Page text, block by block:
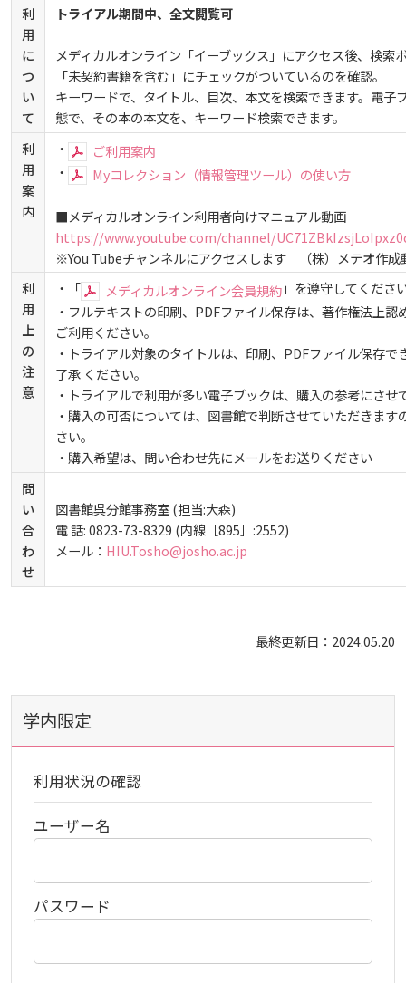
カリキュラム・ポリシー（2015年度以前入学生）
カリキュラム・ポリシー（大学院対象）
ディプロマ・ポリシー（2015年度以前入学生）
大学院ディプロマ・ポリシー（2024年度入学生）
大学院ディプロマ・ポリシー（2021～2023年度入学
大学院ディプロマ・ポリシー（2020年度以前入学生）
UI（ユニバーシティ・アイデンティティ）
大学歌
臨床教授制度について
自己点検・評価
大学機関別認証評価
薬学部薬学科の自己点検・評価について
理学療法士・作業療法士教員資格及び教育内容等の
大学院実践臨床心理学専攻 自己点検・評価報告書
大学院薬学研究科 自己点検・評価報告書
文部科学省への設置認可・届出書類・履行状況報告
高等教育の修学支援新制度
受講生授業アンケート結果
卒業生・進路先 調査結果
呉キャンパス
基盤教育センターでの教育活動・概要
講座のご案内
入学予定者へのお知らせ
合格者の方へのメッセージ
入学準備学習プログラム
情報端末の必携化について
感染予防にかかる抗体価検査について
ビジュランクラウド
専門職連携教育センター
広国IPEとは
広国IPE用語集
情報メディアラーニングセンター
ICTサポート
図書館概要
利用案内
利用案内（学外利用者）
電子ブック・電子ジャーナルなど
電子ブックをさがす
電子ジャーナルをさがす
学生図書委員の活動
よくある質問
情報センター
学内ネットワークの概要
東広島キャンパス
呉キャンパス
学内向け専用ページ
広国ポータルサイト
広国LMS
ラーニング・コモンズ
トレーニングルーム
連携・協定について
研究情報の公開について（オプトアウト）
広島国際大学Town＆Gownoffice東広島健幸ステー
ン
広国市民大学
広国市民大学とは
広国市民大学（市民カレッジ）学生募集
広国市民大学（地域交流カレッジ）学生募集
広国市民大学 過去の開講コース
しあわせ健康センター
大学見学・体験をご希望の方（一般の団体様）
地域連携に関するご意見募集
利
用
に
つ
い
て
トライアル期間中、全文閲覧可
メディカルオンライン「イーブックス」にアクセス後、検索
「未契約書籍を含む」にチェックがついているのを確認。
キーワードで、タイトル、目次、本文を検索できます。電子
態で、その本の本文を、キーワード検索できます。
利
用
案
内
・
ご利用案内
・
Myコレクション（情報管理ツール）の使い方
■メディカルオンライン利用者向けマニュアル動画
https://www.youtube.com/channel/
※You Tubeチャンネルにアクセスします （株）メテオ作成
利
用
上
の
注
意
・「 メディカルオンライン会員規約」を遵守してくださ
・フルテキストの印刷、PDFファイル保存は、著作権法上認
ご利用ください。
・トライアル対象のタイトルは、印刷、PDFファイル保存で
了承 ください。
・トライアルで利用が多い電子ブックは、購入の参考にさせ
・購入の可否については、図書館で判断させていただきます
さい。
・購入希望は、問い合わせ先にメールをお送りください
問
い
合
わ
せ
図書館呉分館事務室 (担当:大森)
電 話: 0823-73-8329 (内線［895］:2552)
メール： HIU.Tosho@josho.ac.jp
最終更新日：2024.05.20
学内限定
利用状況の確認
ユーザー名
パスワード